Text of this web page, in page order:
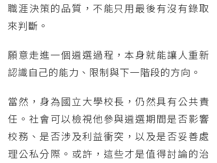
職涯決策的品質，不能只用最後有沒有錄取
來判斷。
願意走進一個遴選過程，本身就能讓人重新
認識自己的能力、限制與下一階段的方向。
當然，身為國立大學校長，仍然具有公共責
任。社會可以檢視他參與遴選期間是否影響
校務、是否涉及利益衝突，以及是否妥善處
理公私分際。或許，這些才是值得討論的治